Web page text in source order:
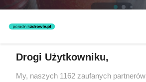
Drogi Użytkowniku,
My, naszych 1162 zaufanych